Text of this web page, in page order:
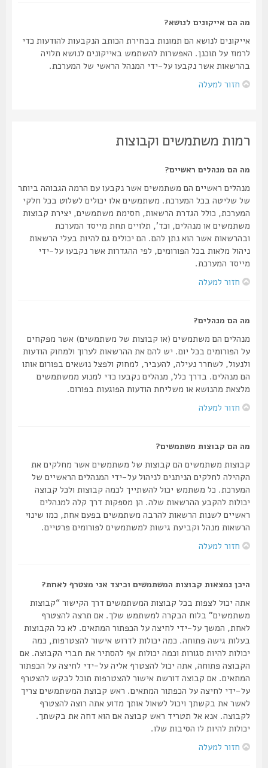
מה הם אייקונים לנושא?
אייקונים לנושא הם תמונות בבחירת הכותב הנקבעות להודעות כדי
לרמוז על תוכנן. האפשרות להשתמש באייקונים לנושא תלויה
בהרשאות אשר נקבעו על-ידי המנהל הראשי של המערכת.
חזור למעלה
רמות משתמשים וקבוצות
מה הם מנהלים ראשיים?
מנהלים ראשיים הם משתמשים אשר נקבעו עם הרמה הגבוהה ביותר
של שליטה בכל המערכת. משתמשים אלו יכולים לשלוט בכל חלקי
המערכת, כולל הגדרת הרשאות, חסימת משתמשים, יצירת קבוצות
משתמשים או מנהלים, וכד', תלויים תחת מייסד המערכת
ובהרשאות אשר הוא נתן להם. הם יכולים גם להיות בעלי הרשאות
ניהול מלאות בכל הפורומים, לפי ההגדרות אשר נקבעו על-ידי
מייסד המערכת.
חזור למעלה
מה הם מנהלים?
מנהלים הם משתמשים (או קבוצות של משתמשים) אשר מפקחים
על הפורומים בכל יום. יש להם את ההרשאות לערוך ולמחוק הודעות
ולנעול, לשחרר נעילה, להעביר, למחוק ולפצל נושאים בפורום אותו
הם מנהלים. בדרך כלל, מנהלים נקבעו כדי למנוע ממשתמשים
מלצאת מהנושא או משליחת הודעות הפוגעות בפורום.
חזור למעלה
מה הם קבוצות משתמשים?
קבוצות משתמשים הם קבוצות של משתמשים אשר מחלקים את
הקהילה לחלקים הניתנים לניהול על-ידי המנהלים הראשיים של
המערכת. כל משתמש יכול להשתייך לכמה קבוצות ולכל קבוצה
יכולות להקבע ההרשאות שלה. הן מספקות דרך קלה למנהלים
ראשיים לשנות הרשאות להרבה משתמשים בפעם אחת, כמו שינוי
הרשאות מנהל וקביעת גישות למשתמשים לפורומים פרטיים.
חזור למעלה
היכן נמצאות קבוצות המשתמשים וכיצד אני מצטרף לאחת?
אתה יכול לצפות בכל קבוצות המשתמשים דרך הקישור “קבוצות
משתמשים” בלוח הבקרה למשתמש שלך. אם תרצה להצטרף
לאחת, המשך על-ידי לחיצה על הכפתור המתאים. לא כל הקבוצות
בעלות גישה פתוחה. כמה יכולות לדרוש אישור להצטרפות, כמה
יכולות להיות סגורות וכמה יכולות אף להסתיר את חברי הקבוצה. אם
הקבוצה פתוחה, אתה יכול להצטרף אליה על-ידי לחיצה על הכפתור
המתאים. אם קבוצה דורשת אישור להצטרפות תוכל לבקש להצטרף
על-ידי לחיצה על הכפתור המתאים. ראש קבוצת המשתמשים צריך
לאשר את בקשתך ויכול לשאול אותך מדוע אתה רוצה להצטרף
לקבוצה. אנא אל תטריד ראש קבוצה אם הוא דחה את בקשתך.
יכולות להיות לו הסיבות שלו.
חזור למעלה